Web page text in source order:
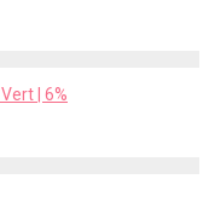
| 6%